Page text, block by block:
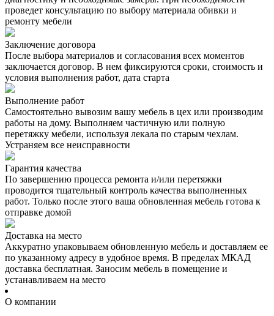
проведет консультацию по выбору материала обивки и
ремонту мебели
Заключение договора
После выбора материалов и согласования всех моментов
заключается договор. В нем фиксируются сроки, стоимость и
условия выполнения работ, дата старта
Выполнение работ
Самостоятельно вывозим вашу мебель в цех или производим
работы на дому. Выполняем частичную или полную
перетяжку мебели, используя лекала по старым чехлам.
Устраняем все неисправности
Гарантия качества
По завершению процесса ремонта и/или перетяжки
проводится тщательный контроль качества выполненных
работ. Только после этого ваша обновленная мебель готова к
отправке домой
Доставка на место
Аккуратно упаковываем обновленную мебель и доставляем ее
по указанному адресу в удобное время. В пределах МКАД
доставка бесплатная. Заносим мебель в помещение и
устанавливаем на место
О компании